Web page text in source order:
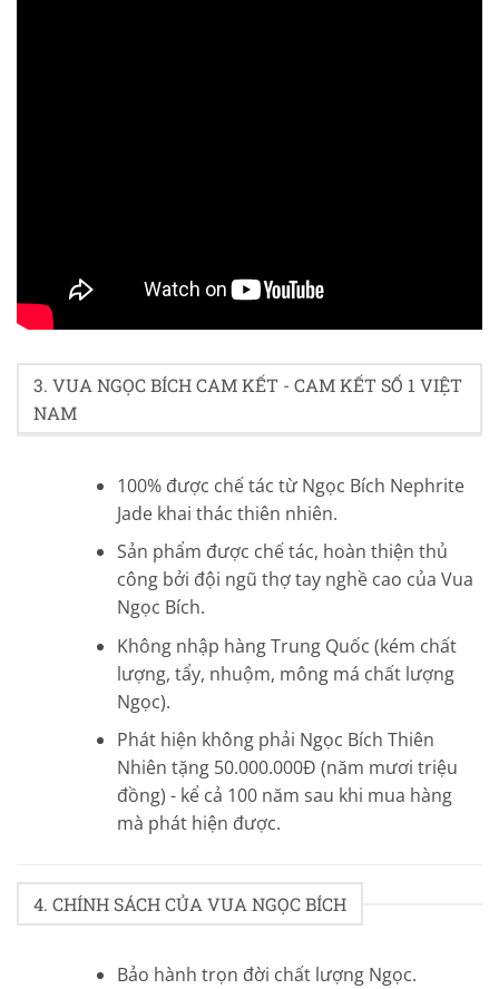
4/5 - (38 bình chọn)
3. VUA NGỌC BÍCH CAM KẾT - CAM KẾT SỐ 1 VIỆT
NAM
100% được chế tác từ Ngọc Bích Nephrite
Jade khai thác thiên nhiên.
Sản phẩm được chế tác, hoàn thiện thủ
công bởi đội ngũ thợ tay nghề cao của Vua
Ngọc Bích.
Không nhập hàng Trung Quốc (kém chất
lượng, tẩy, nhuộm, mông má chất lượng
Ngọc).
Phát hiện không phải Ngọc Bích Thiên
Nhiên tặng 50.000.000Đ (năm mươi triệu
đồng) - kể cả 100 năm sau khi mua hàng
mà phát hiện được.
4. CHÍNH SÁCH CỦA VUA NGỌC BÍCH
Bảo hành trọn đời chất lượng Ngọc.